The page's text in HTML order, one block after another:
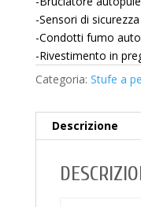
-Sensori di
-Condotti fumo
-Rivestimento in
Categoria: Stufe a
Descrizione